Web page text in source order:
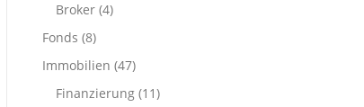
Broker (4)
Fonds (8)
Immobilien (47)
Finanzierung (11)